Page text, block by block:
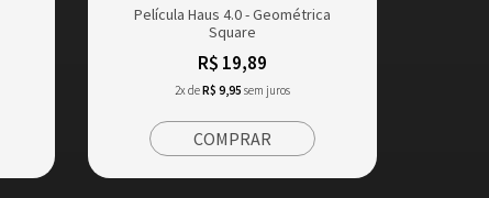
Película Haus 4.0 - Geométrica
Square
R$ 19,89
2x deR$ 9,95 sem juros
COMPRAR